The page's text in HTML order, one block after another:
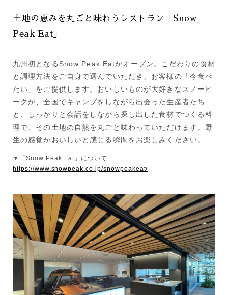
土地の恵みを丸ごと味わうレストラン「Snow
Peak Eat」
九州初となるSnow Peak Eatがオープン。こだわりの食材
と調理方法をご自身で選んでいただき、お客様の「今食べ
たい」をご提供します。おいしいものが大好きなスノーピ
ークが、全国でキャンプをしながら出会った生産者たち
と、しっかりと会話をしながら探し出した食材でつくる料
理で、その土地の自然を丸ごと味わっていただけます。野
生の感覚がおいしいと感じる瞬間をお楽しみください。
▼「Snow Peak Eat」について
https://www.snowpeak.co.jp/snowpeakeat/